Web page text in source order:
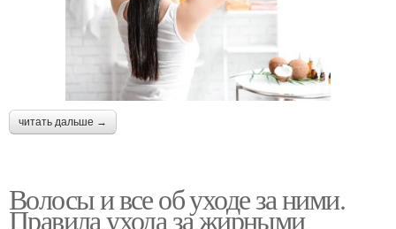
читать дальше →
Волосы и все об уходе за ними.
Правила ухода за жирными